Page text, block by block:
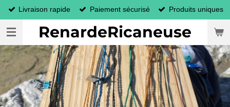
Passer
au
contenu
principal
RenardeRicaneuse
Livraison rapide Paiement sécurisé Produits uniques